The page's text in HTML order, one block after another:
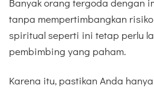
Banyak orang tergoda dengan
tanpa mempertimbangkan
spiritual seperti ini tetap perlu
pembimbing yang paham.
Karena itu, pastikan Anda